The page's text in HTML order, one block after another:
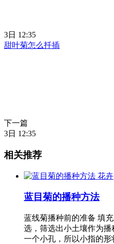
3日 12:35
甜叶菊怎么扦插
下一篇
3日 12:35
相关推荐
花卉
蓝目菊的播种方法
蓝线菊播种前的准备 填
选，筛选出小土壤作为
一个小孔，所以小指的